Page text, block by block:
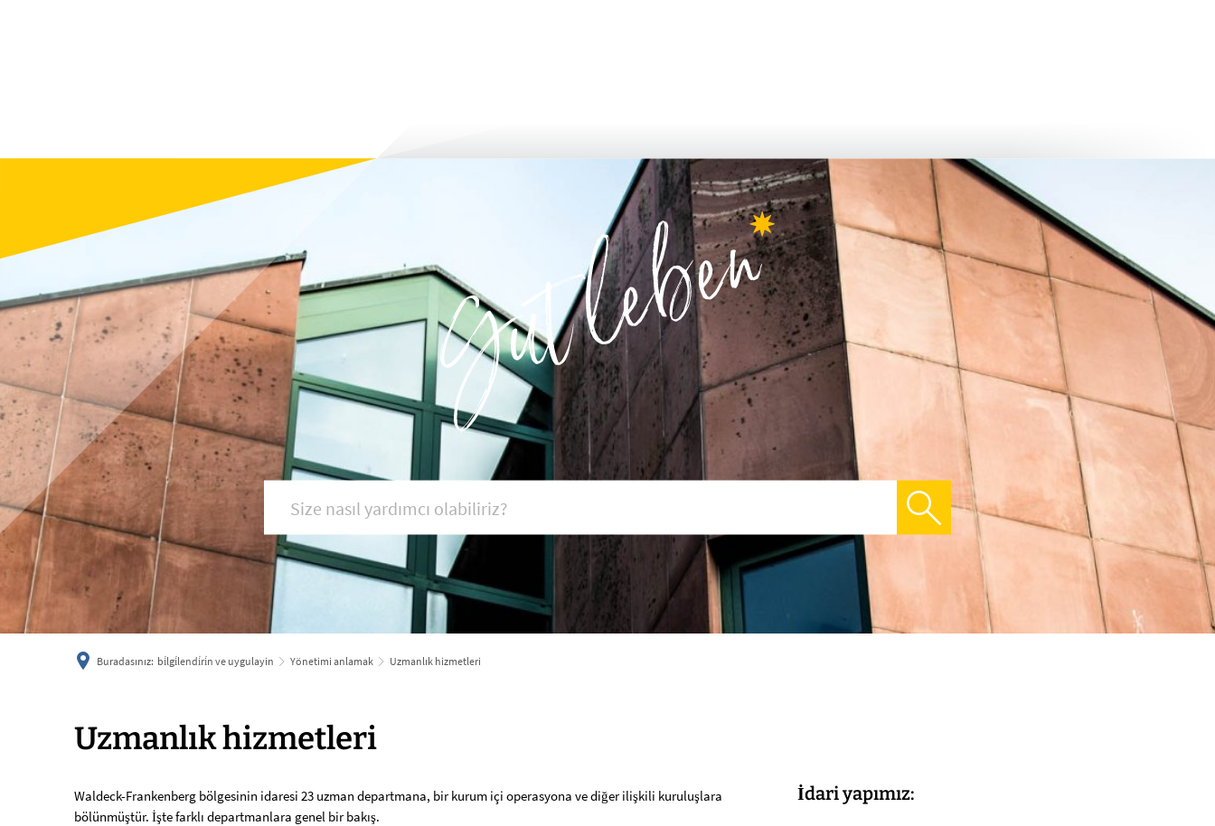
bi̇lgi̇lendi̇ri̇n ve uygulayin büyümek & geli̇şmek yaşa ve eğlen
Buradasınız: bi̇lgi̇lendi̇ri̇n ve uygulayin Yönetimi anlamak Uzmanlık hizmetleri
Uzmanlık
hizmetleri
Uzmanlık hizmetleri
Waldeck-Frankenberg bölgesinin idaresi 23 uzman departmana, bir kurum içi operasyona ve diğer ilişkili kuruluşlara
bölünmüştür. İşte farklı departmanlara genel bir bakış.
İdari yapımız: